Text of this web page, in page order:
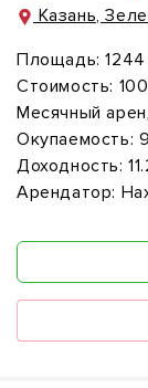
Казань,
Площадь: 1244
Стоимость:
Месячный
Окупаемость:
Доходность:
Арендатор: